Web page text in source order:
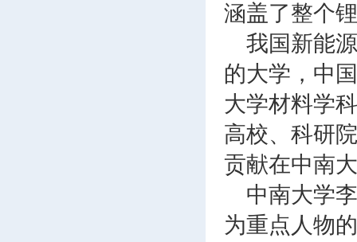
涵盖了整个
我国新能
的大学，中
大学材料学
高校、科研
贡献在中南
中南大学
为重点人物